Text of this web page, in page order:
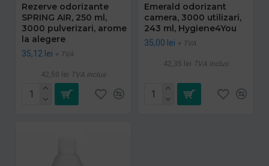
Rezerve odorizante
SPRING AIR, 250 ml,
3000 pulverizari, arome
la alegere
35,12 lei + TVA
42,50 lei TVA inclus
Emerald odorizant
camera, 3000 utilizari,
243 ml, Hygiene4You
35,00 lei + TVA
42,35 lei TVA inclus